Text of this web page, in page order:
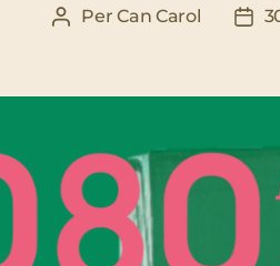
Autor
PerCan Carol